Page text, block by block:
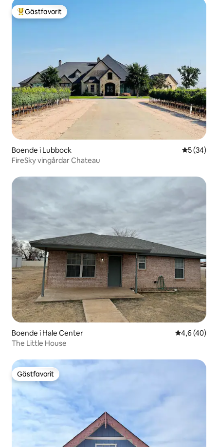
Populär gästfavorit
Gästfavorit
Boende i Lubbock 5 av 5 i
5 (34)
FireSky vingårdar Chateau
Boende i Hale Center 4,6 av 5 i
4,6 (40)
The Little House
Gästfavorit
Gästfavorit